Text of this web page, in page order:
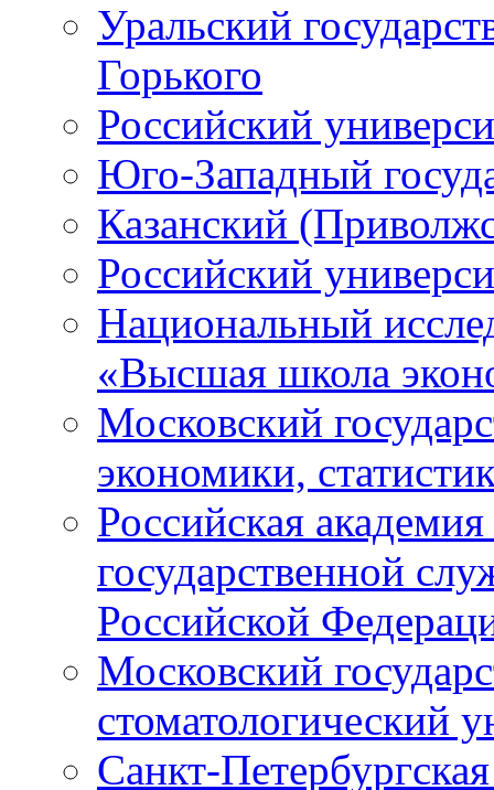
Уральский
Горького
Российский
Юго-Западный
Казанский
Российский
Национальный
«Высшая школа
Московский
экономики,
Российская
государственной
Российской
Московский
стоматологический
Санкт-